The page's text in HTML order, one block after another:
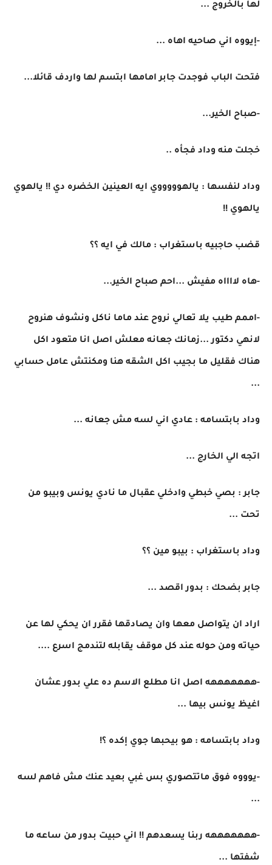
لها بالخروج ...
-إيووه اني صاحيه اهاه ...
فتحت الباب فوجدت جابر امامها ابتسم لها واردف قائلا...
-صباح الخير...
خجلت منه وداد فجأه ..
وداد لنفسها : يالهوووووي ايه العينين الخضره دي !! يالهوي
يالهوي !!
قضب حاجبيه باستغراب : مالك في ايه ؟؟
-هاه لااااه مفيش ...احم صباح الخير...
-اممم طيب يلا تعالي نروح عند ماما ناكل ونشوف هنروح
لانهي دكتور ...زمانك جعانه معلش اصل انا متعود اكل
هناك فقليل ما بجيب اكل الشقه هنا ومكنتش عامل حسابي
...
وداد بابتسامه : عادي اني لسه مش جعانه ...
اتجه الي الخارج ...
جابر : بصي خبطي وادخلي عقبال ما نادي يونس وبيبو من
تحت ...
وداد باستغراب : بيبو مين ؟؟
جابر بضحك : بدور اقصد ...
اراد ان يتواصل معها وان يصادقها فقرر ان يحكي لها عن
حياته ومن حوله عند كل موقف يقابله لتندمج اسرع ....
-هههههههه اصل انا مطلع الاسم ده علي بدور عشان
اغيظ يونس بيها ...
وداد بابتسامه : هو بيحبها جوي إكده ؟!
-يوووه فوق ماتتصوري بس غبي بعيد عنك مش فاهم لسه
...
-هههههههه ربنا يسعدهم !! اني حبيت بدور من ساعه ما
شفتها ...